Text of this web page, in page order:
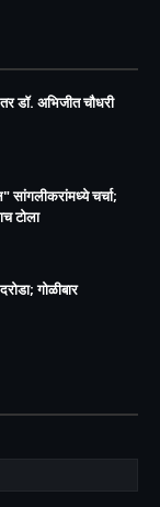
डॉ. अभिजीत चौधरी
सांगलीकरांमध्ये चर्चा;
टोला
गोळीबार